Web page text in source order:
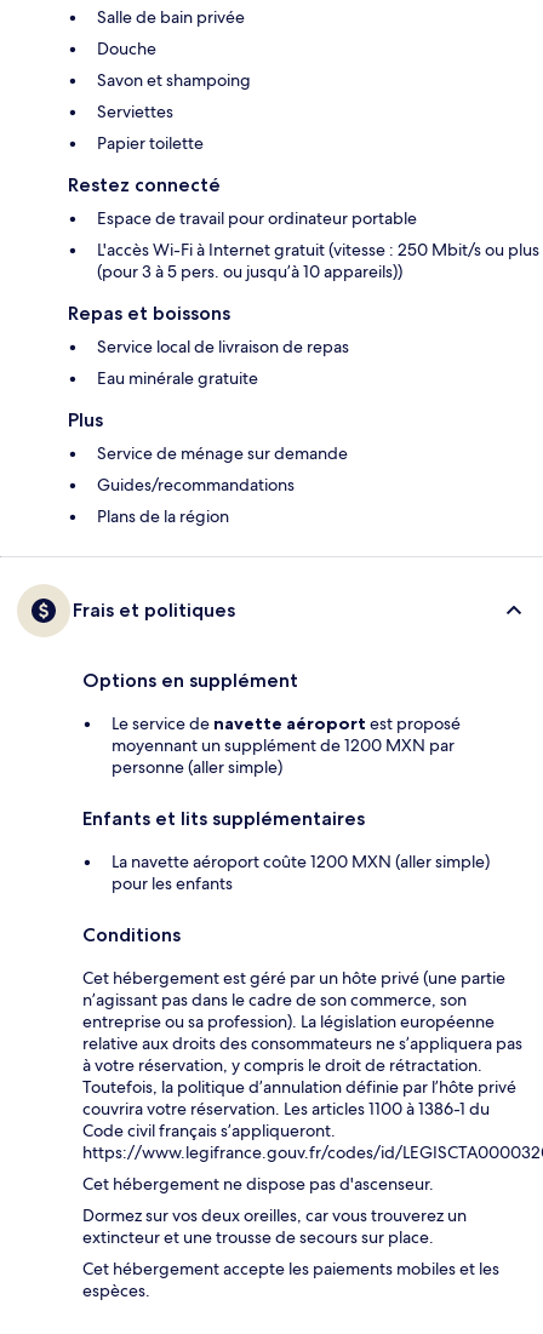
Salle de bain privée
Douche
Savon et shampoing
Serviettes
Papier toilette
Restez connecté
Espace de travail pour ordinateur portable
L'accès Wi-Fi à Internet gratuit (vitesse : 250 Mbit/s ou plus
(pour 3 à 5 pers. ou jusqu’à 10 appareils))
Repas et boissons
Service local de livraison de repas
Eau minérale gratuite
Plus
Service de ménage sur demande
Guides/recommandations
Plans de la région
Frais et politiques
Options en supplément
Le service de navette aéroport est proposé
moyennant un supplément de 1200 MXN par
personne (aller simple)
Enfants et lits supplémentaires
La navette aéroport coûte 1200 MXN (aller simple)
pour les enfants
Conditions
Cet hébergement est géré par un hôte privé (une partie
n’agissant pas dans le cadre de son commerce, son
entreprise ou sa profession). La législation européenne
relative aux droits des consommateurs ne s’appliquera pas
à votre réservation, y compris le droit de rétractation.
Toutefois, la politique d’annulation définie par l’hôte privé
couvrira votre réservation. Les articles 1100 à 1386-1 du
Code civil français s’appliqueront.
https://www.legifrance.gouv.fr/codes/id/
Cet hébergement ne dispose pas d'ascenseur.
Dormez sur vos deux oreilles, car vous trouverez un
extincteur et une trousse de secours sur place.
Cet hébergement accepte les paiements mobiles et les
espèces.